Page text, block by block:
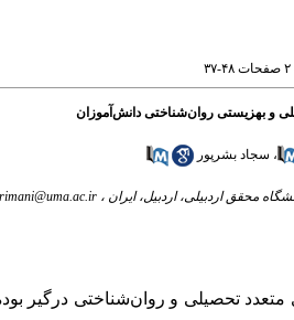
و بهزیستی روان‌شناختی دانش‌آموزان
، سجاد بشرپور
محقق اردبیلی، اردبیل، ایران ،
تحصیلی و روان‌شناختی درگیر